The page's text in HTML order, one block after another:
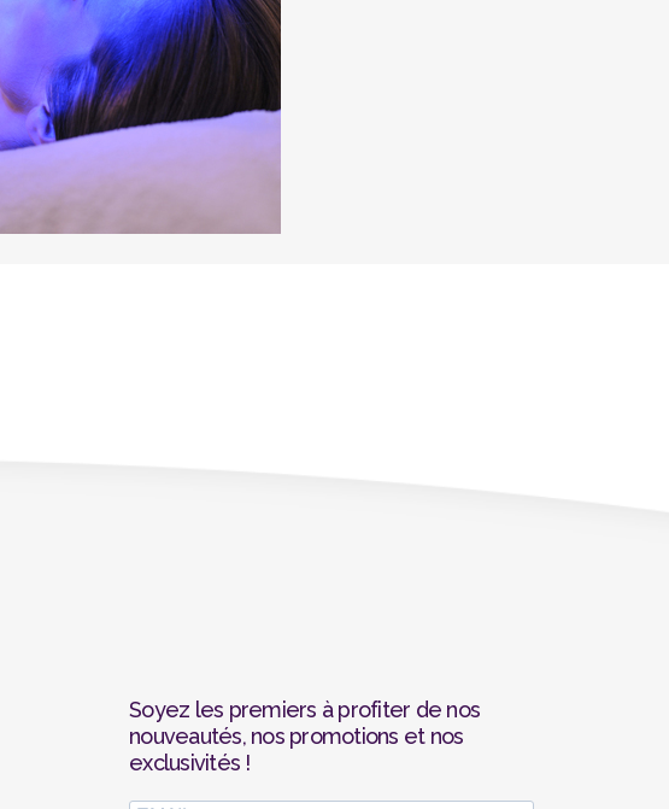
Soyez les premiers à profiter de nos
nouveautés, nos promotions et nos
exclusivités !